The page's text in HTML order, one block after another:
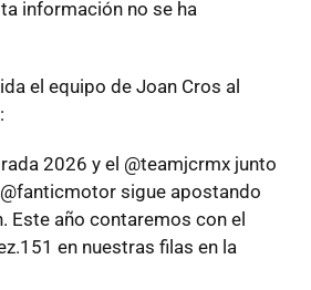
información no se ha
el equipo de Joan Cros al
2026 y el @teamjcrmx junto
sigue apostando
Este año contaremos con el
en nuestras filas en la